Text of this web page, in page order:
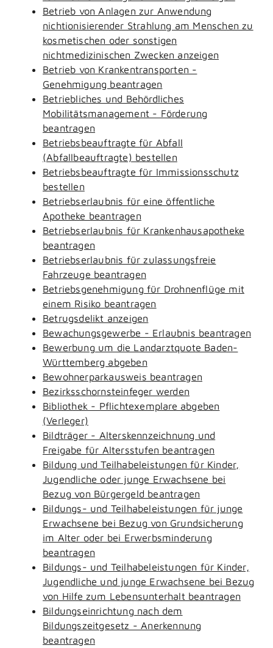
Betrieb von Anlagen zur Anwendung
nichtionisierender Strahlung am Menschen zu
kosmetischen oder sonstigen
nichtmedizinischen Zwecken anzeigen
Betrieb von Krankentransporten -
Genehmigung beantragen
Betriebliches und Behördliches
Mobilitätsmanagement - Förderung
beantragen
Betriebsbeauftragte für Abfall
(Abfallbeauftragte) bestellen
Betriebsbeauftragte für Immissionsschutz
bestellen
Betriebserlaubnis für eine öffentliche
Apotheke beantragen
Betriebserlaubnis für Krankenhausapotheke
beantragen
Betriebserlaubnis für zulassungsfreie
Fahrzeuge beantragen
Betriebsgenehmigung für Drohnenflüge mit
einem Risiko beantragen
Betrugsdelikt anzeigen
Bewachungsgewerbe - Erlaubnis beantragen
Bewerbung um die Landarztquote Baden-
Württemberg abgeben
Bewohnerparkausweis beantragen
Bezirksschornsteinfeger werden
Bibliothek - Pflichtexemplare abgeben
(Verleger)
Bildträger - Alterskennzeichnung und
Freigabe für Altersstufen beantragen
Bildung und Teilhabeleistungen für Kinder,
Jugendliche oder junge Erwachsene bei
Bezug von Bürgergeld beantragen
Bildungs- und Teilhabeleistungen für junge
Erwachsene bei Bezug von Grundsicherung
im Alter oder bei Erwerbsminderung
beantragen
Bildungs- und Teilhabeleistungen für Kinder,
Jugendliche und junge Erwachsene bei Bezug
von Hilfe zum Lebensunterhalt beantragen
Bildungseinrichtung nach dem
Bildungszeitgesetz - Anerkennung
beantragen